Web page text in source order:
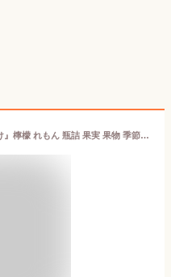
春限定 『旬の国産レモン蜂蜜漬け』檸檬 れもん 瓶詰 果実 果物 季節限定 レモンティー 水割り サワー割 はちみつ漬け お取り寄せ スタッフいちおし アレンジ料理 食品 軽井沢ファーマーズギフト